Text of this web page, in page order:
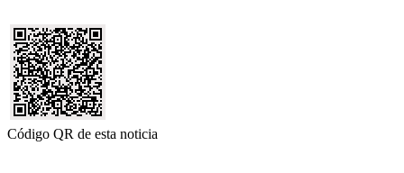
Código QR de esta noticia